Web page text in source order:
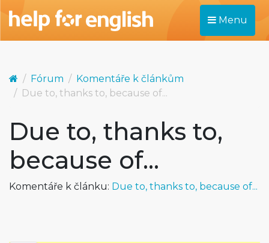
Menu
Fórum
Komentáře k článkům
Due to, thanks to, because of...
Due to, thanks to,
because of...
Komentáře k článku: Due to, thanks to, because of...